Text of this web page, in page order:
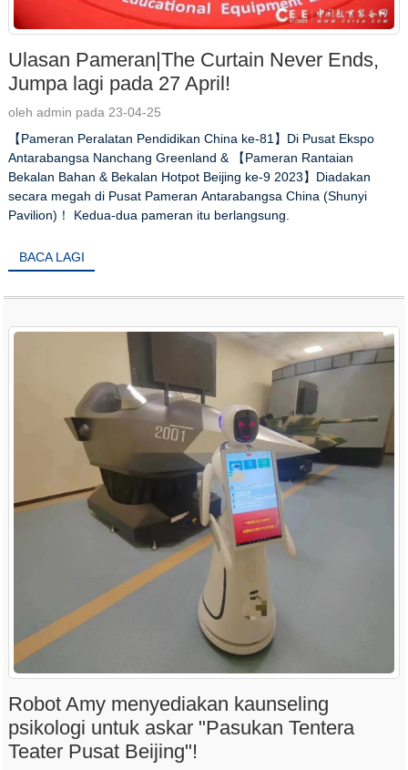
Ulasan Pameran|The Curtain Never Ends,
Jumpa lagi pada 27 April!
oleh admin pada 23-04-25
【Pameran Peralatan Pendidikan China ke-81】Di Pusat Ekspo
Antarabangsa Nanchang Greenland & 【Pameran Rantaian
Bekalan Bahan & Bekalan Hotpot Beijing ke-9 2023】Diadakan
secara megah di Pusat Pameran Antarabangsa China (Shunyi
Pavilion)！ Kedua-dua pameran itu berlangsung.
BACA LAGI
Robot Amy menyediakan kaunseling
psikologi untuk askar "Pasukan Tentera
Teater Pusat Beijing"!